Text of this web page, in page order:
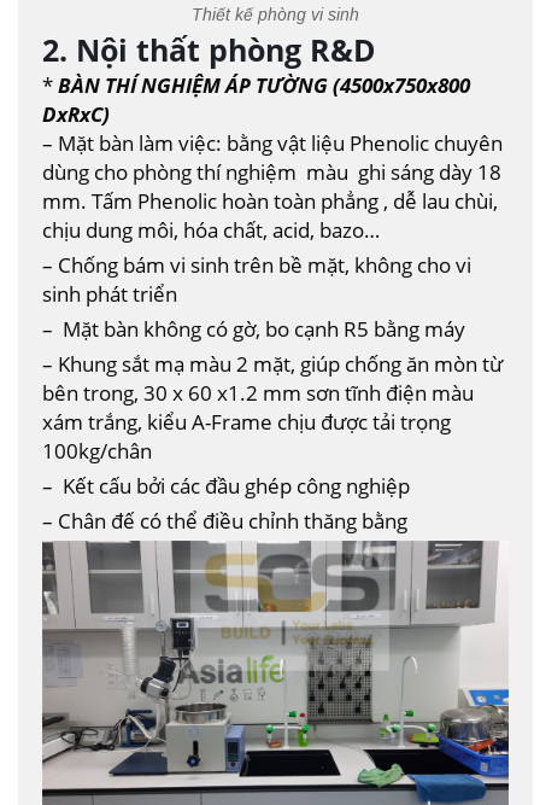
Thiết kế phòng vi sinh
2. Nội thất phòng R&D
*BÀN THÍ NGHIỆM ÁP TƯỜNG (4500x750x800
DxRxC)
– Mặt bàn làm việc: bằng vật liệu Phenolic chuyên
dùng cho phòng thí nghiệm màu ghi sáng dày 18
mm. Tấm Phenolic hoàn toàn phẳng , dễ lau chùi,
chịu dung môi, hóa chất, acid, bazo…
– Chống bám vi sinh trên bề mặt, không cho vi
sinh phát triển
– Mặt bàn không có gờ, bo cạnh R5 bằng máy
– Khung sắt mạ màu 2 mặt, giúp chống ăn mòn từ
bên trong, 30 x 60 x1.2 mm sơn tĩnh điện màu
xám trắng, kiểu A-Frame chịu được tải trọng
100kg/chân
– Kết cấu bởi các đầu ghép công nghiệp
– Chân đế có thể điều chỉnh thăng bằng